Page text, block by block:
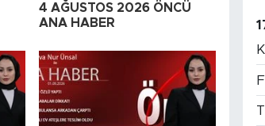
4 AĞUSTOS 2026 ÖNCÜ
ANA HABER